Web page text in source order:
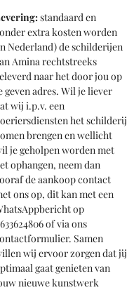
standaard en
extra kosten worden
Nederland) de schilderijen
Amina rechtstreeks
naar het door jou op
geven adres. Wil je liever
wij i.p.v. een
het schilderij
brengen en wellicht
je geholpen worden met
ophangen, neem dan
de aankoop contact
ons op, dit kan met een
op
of via ons
Samen
wij ervoor zorgen dat jij
gaat genieten van
nieuwe kunstwerk